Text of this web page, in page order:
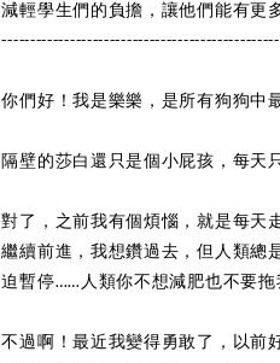
減輕學生們的負擔，讓他們能有更
你們好！我是樂樂，是所有狗狗中
隔壁的莎白還只是個小屁孩，每天
對了，之前我有個煩惱，就是每天
繼續前進，我想鑽過去，但人類總
迫暫停……人類你不想減肥也不要拖
不過啊！最近我變得勇敢了，以前